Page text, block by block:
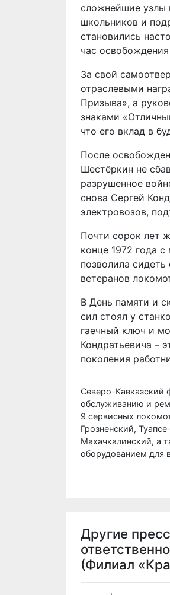
сложнейшие узлы
школьников и
становились
час
За свой
отраслевыми
Призыва», а
знаками
что его вклад в
После
Шестёркин не
разрушенное
снова Сергей
электровозов,
Почти сорок лет
конце 1972 года
позволила
ветеранов
В День памяти и
сил стоял у
гаечный ключ и
Кондратьевича –
поколения
Северо-Кавказский
обслуживанию и
9 сервисных
Грозненский,
Махачкалинский, а
оборудованием для
Другие
(Филиал